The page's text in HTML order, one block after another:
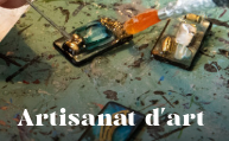
Artisanat d'art